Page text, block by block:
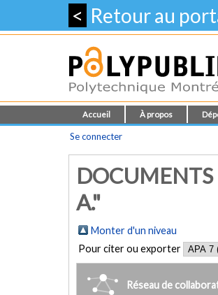
< Retour au
Accueil À propos
Se connecter
A."
Monter d'un niveau
Pour citer ou exporter
Réseau de